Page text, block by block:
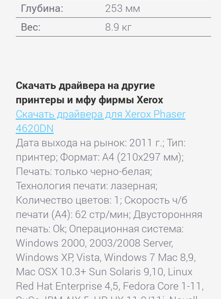
Глубина:
253 мм
Вес:
8.9 кг
Скачать драйвера на другие
принтеры и мфу фирмы Xerox
Скачать драйвера для Xerox Phaser
4620DN
Дата выхода на рынок: 2011 г.; Тип:
принтер; Формат: A4 (210x297 мм);
Печать: только черно-белая;
Технология печати: лазерная;
Количество цветов: 1; Скорость ч/б
печати (А4): 62 стр/мин; Двусторонняя
печать: Ok; Операционная система:
Windows 2000, 2003/2008 Server,
Windows XP, Vista, Windows 7 Mac 8,9,
Mac OSX 10.3+ Sun Solaris 9,10, Linux
Red Hat Enterprise 4,5, Fedora Core 1-11,